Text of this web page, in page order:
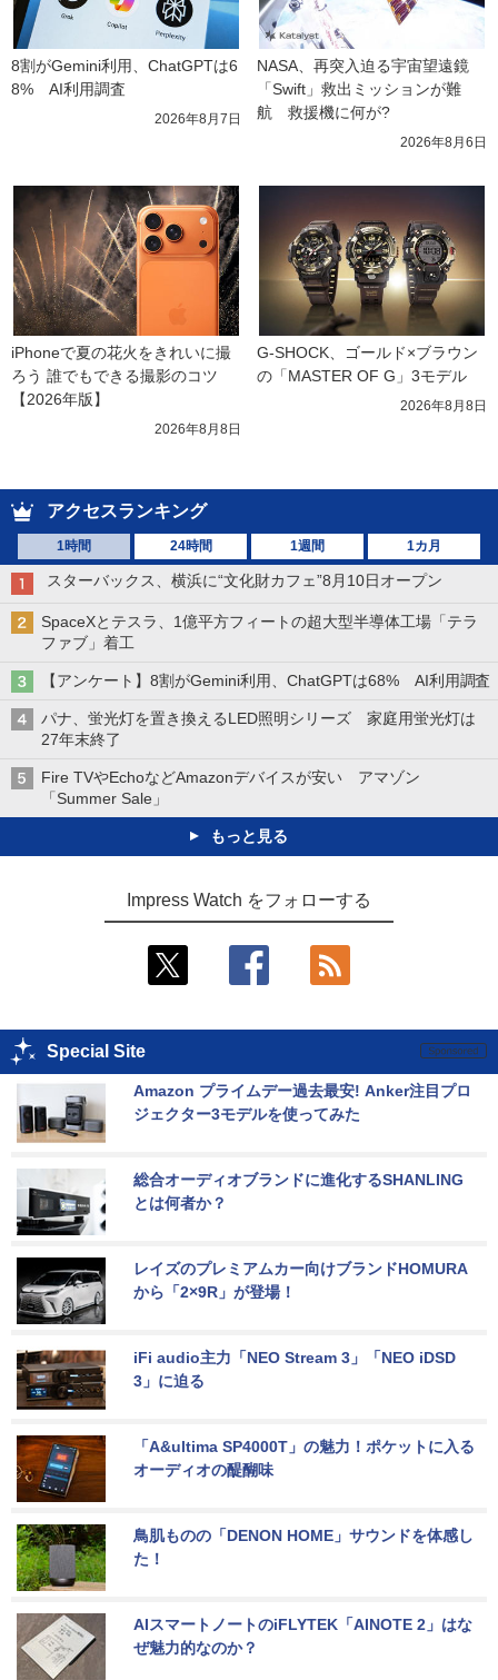
8割がGemini利用、ChatGPTは6
8%　AI利用調査
2026年8月7日
NASA、再突入迫る宇宙望遠鏡
「Swift」救出ミッションが難
航　救援機に何が?
2026年8月6日
iPhoneで夏の花火をきれいに撮
ろう 誰でもできる撮影のコツ
【2026年版】
2026年8月8日
G-SHOCK、ゴールド×ブラウン
の「MASTER OF G」3モデル
2026年8月8日
アクセスランキング
1時間 24時間 1週間 1カ月
スターバックス、横浜に“文化財カフェ”8月10日オープン
SpaceXとテスラ、1億平方フィートの超大型半導体工場「テラ
ファブ」着工
【アンケート】8割がGemini利用、ChatGPTは68% AI利用調査
パナ、蛍光灯を置き換えるLED照明シリーズ 家庭用蛍光灯は
27年末終了
Fire TVやEchoなどAmazonデバイスが安い アマゾン
「Summer Sale」
もっと見る
Impress Watch をフォローする
Special Site
Amazon プライムデー過去最安! Anker注目プロ
ジェクター3モデルを使ってみた
総合オーディオブランドに進化するSHANLING
とは何者か？
レイズのプレミアムカー向けブランドHOMURA
から「2×9R」が登場！
iFi audio主力「NEO Stream 3」「NEO iDSD
3」に迫る
「A&ultima SP4000T」の魅力！ポケットに入る
オーディオの醍醐味
鳥肌ものの「DENON HOME」サウンドを体感し
た！
AIスマートノートのiFLYTEK「AINOTE 2」はな
ぜ魅力的なのか？